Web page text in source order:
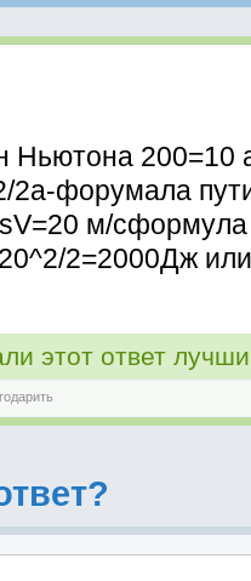
Ньютона 200=10
2a-форумала
м/cформула
2=2000Дж
этот ответ